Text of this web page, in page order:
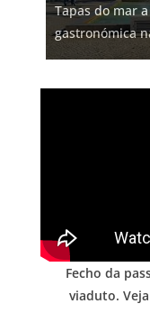
Tapas do mar
gastronómica
Fecho da
viaduto.